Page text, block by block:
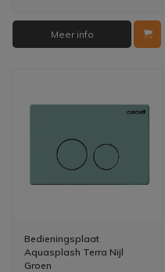
Meer info
Bedieningsplaat
Aquasplash Terra Nijl
Groen